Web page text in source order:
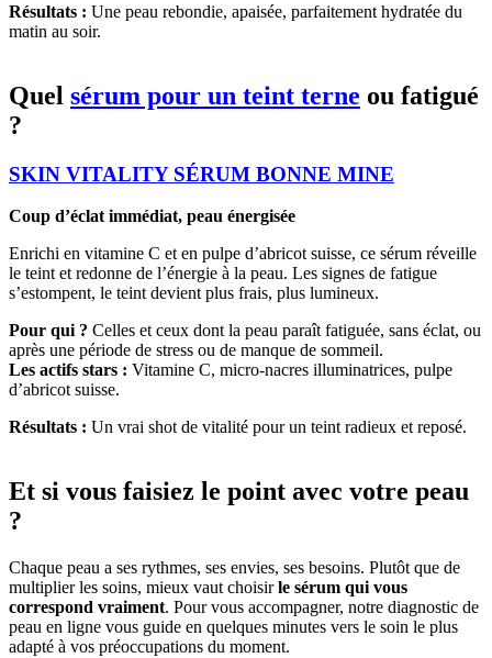
Résultats : Une peau rebondie, apaisée, parfaitement hydratée du
matin au soir.
Quel sérum pour un teint terne ou fatigué
?
SKIN VITALITY SÉRUM BONNE MINE
Coup d’éclat immédiat, peau énergisée
Enrichi en vitamine C et en pulpe d’abricot suisse, ce sérum réveille
le teint et redonne de l’énergie à la peau. Les signes de fatigue
s’estompent, le teint devient plus frais, plus lumineux.
Pour qui ? Celles et ceux dont la peau paraît fatiguée, sans éclat, ou
après une période de stress ou de manque de sommeil.
Les actifs stars : Vitamine C, micro-nacres illuminatrices, pulpe
d’abricot suisse.
Résultats : Un vrai shot de vitalité pour un teint radieux et reposé.
Et si vous faisiez le point avec votre peau
?
Chaque peau a ses rythmes, ses envies, ses besoins. Plutôt que de
multiplier les soins, mieux vaut choisirle sérum qui vous
correspond vraiment. Pour vous accompagner, notre diagnostic de
peau en ligne vous guide en quelques minutes vers le soin le plus
adapté à vos préoccupations du moment.